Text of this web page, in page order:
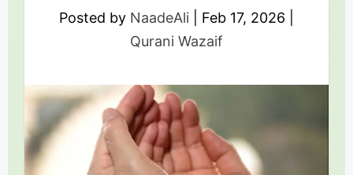
Posted by NaadeAli Feb 17, 2026
Qurani Wazaif